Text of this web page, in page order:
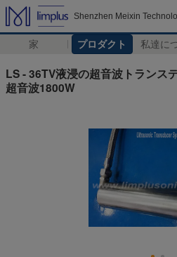
Shenzhen Meixin
家 プロダクト 私達に
LS - 36TV液浸の超音波トランス
超音波1800W